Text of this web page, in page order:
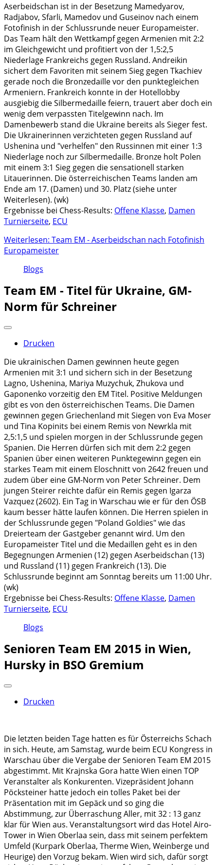
Aserbeidschan ist in der Besetzung Mamedyarov,
Radjabov, Sfarli, Mamedov und Guseinov nach einem
Fotofinish in der Schlussrunde neuer Europameister.
Das Team hält den Wettkampf gegen Armenien mit 2:2
im Gleichgewicht und profitiert von der 1,5:2,5
Niederlage Frankreichs gegen Russland. Andreikin
sichert dem Favoriten mit seinem Sieg gegen Tkachiev
gerade noch die Bronzedaille vor den punktegleichen
Armeniern. Frankreich konnte in der Hotellobby
ausgiebig die Silbermedaille feiern, trauert aber doch ein
wenig dem verpassten Titelgewinn nach. Im
Damenbewerb stand die Ukraine bereits als Sieger fest.
Die Ukrainerinnen verzichteten gegen Russland auf
Ushenina und "verhelfen" den Russinnen mit einer 1:3
Niederlage noch zur Silbermedaille. Bronze holt Polen
mit einem 3:1 Sieg gegen die sensationell starken
Litauerinnen. Die österreichischen Teams landen am
Ende am 17. (Damen) und 30. Platz (siehe unter
Weiterlesen). (wk)
Ergebnisse bei Chess-Results: Offene Klasse, Damen
Turnierseite, ECU
Weiterlesen: Team EM - Aserbeidschan nach Fotofinish
Europameister
Blogs
Team EM - Titel für Ukraine, GM-
Norm für Schreiner
Drucken
Die ukrainischen Damen gewinnen heute gegen
Armenien mit 3:1 und sichern sich in der Besetzung
Lagno, Ushenina, Mariya Muzychuk, Zhukova und
Gaponenko vorzeitig den EM Titel. Positive Meldungen
gibt es von den österreichischen Teams. Die Damen
gewinnen gegen Griechenland mit Siegen von Eva Moser
und Tina Kopinits bei einem Remis von Newrkla mit
2,5:1,5 und spielen morgen in der Schlussrunde gegen
Spanien. Die Herren dürfen sich mit dem 2:2 gegen
Spanien über einen weiteren Punktegewinn gegen ein
starkes Team mit einem Eloschnitt von 2642 freuen und
zudem über eine GM-Norm von Peter Schreiner. Dem
jungen Steirer reichte dafür ein Remis gegen Igarza
Vazquez (2602). Ein Tag in Warschau wie er für den ÖSB
kaum besser hätte laufen können. Die Herren spielen in
der Schlussrunde gegen "Poland Goldies" wie das
Dreierteam der Gastgeber genannt wird. Um den
Europameister Titel und die Medaillen geht es in den
Begegnungen Armenien (12) gegen Aserbeidschan (13)
und Russland (11) gegen Frankreich (13). Die
Schlussrunde beginnt am Sonntag bereits um 11:00 Uhr.
(wk)
Ergebnisse bei Chess-Results: Offene Klasse, Damen
Turnierseite, ECU
Blogs
Senioren Team EM 2015 in Wien,
Hursky in BSO Gremium
Drucken
Die letzten beiden Tage hatten es für Österreichs Schach
in sich. Heute, am Samstag, wurde beim ECU Kongress in
Warschau über die Vergabe der Senioren Team EM 2015
abgestimmt. Mit Krajnska Gora hatte Wien einen TOP
Veranstalter als Konkurenten. Vizepräsident Johann
Pöcksteiner hatte jedoch ein tolles Paket bei der
Präsentation mit im Gepäck und so ging die
Abstimmung, zur Überraschung Aller, mit 32 : 13 ganz
klar für Wien aus. Veranstaltungsort wird das Hotel Airo-
Tower in Wien Oberlaa sein, dass mit seinem perfektem
Umfeld (Kurpark Oberlaa, Therme Wien, Weinberge und
Heurige) den Vorzug bekam. Wien wird sich, dafür sorgt